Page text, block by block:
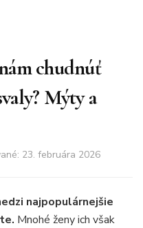
chudnúť
Mýty a
: 23. februára 2026
najpopulárnejšie
Mnohé ženy ich však